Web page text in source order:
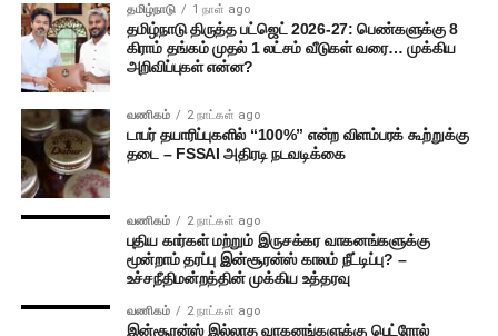
தமிழ்நாடு 1 நாள் ago
தமிழ்நாடு திருத்த பட்ஜெட் 2026-27: பெண்களுக்கு 8
கிராம் தங்கம் முதல் 1 லட்சம் வீடுகள் வரை… முக்கிய
அறிவிப்புகள் என்ன?
வணிகம் 2 நாட்கள் ago
டாபர் தயாரிப்புகளில் “100%” என்ற விளம்பரக் கூற்றுக்கு
தடை – FSSAI அதிரடி நடவடிக்கை
வணிகம் 2 நாட்கள் ago
புதிய கார்கள் மற்றும் இருசக்கர வாகனங்களுக்கு
மூன்றாம் தரப்பு இன்சூரன்ஸ் காலம் நீட்டிப்பு? –
உச்சநீதிமன்றத்தின் முக்கிய உத்தரவு
வணிகம் 2 நாட்கள் ago
இன்சூரன்ஸ் இல்லாத வாகனங்களுக்கு பெட்ரோல்